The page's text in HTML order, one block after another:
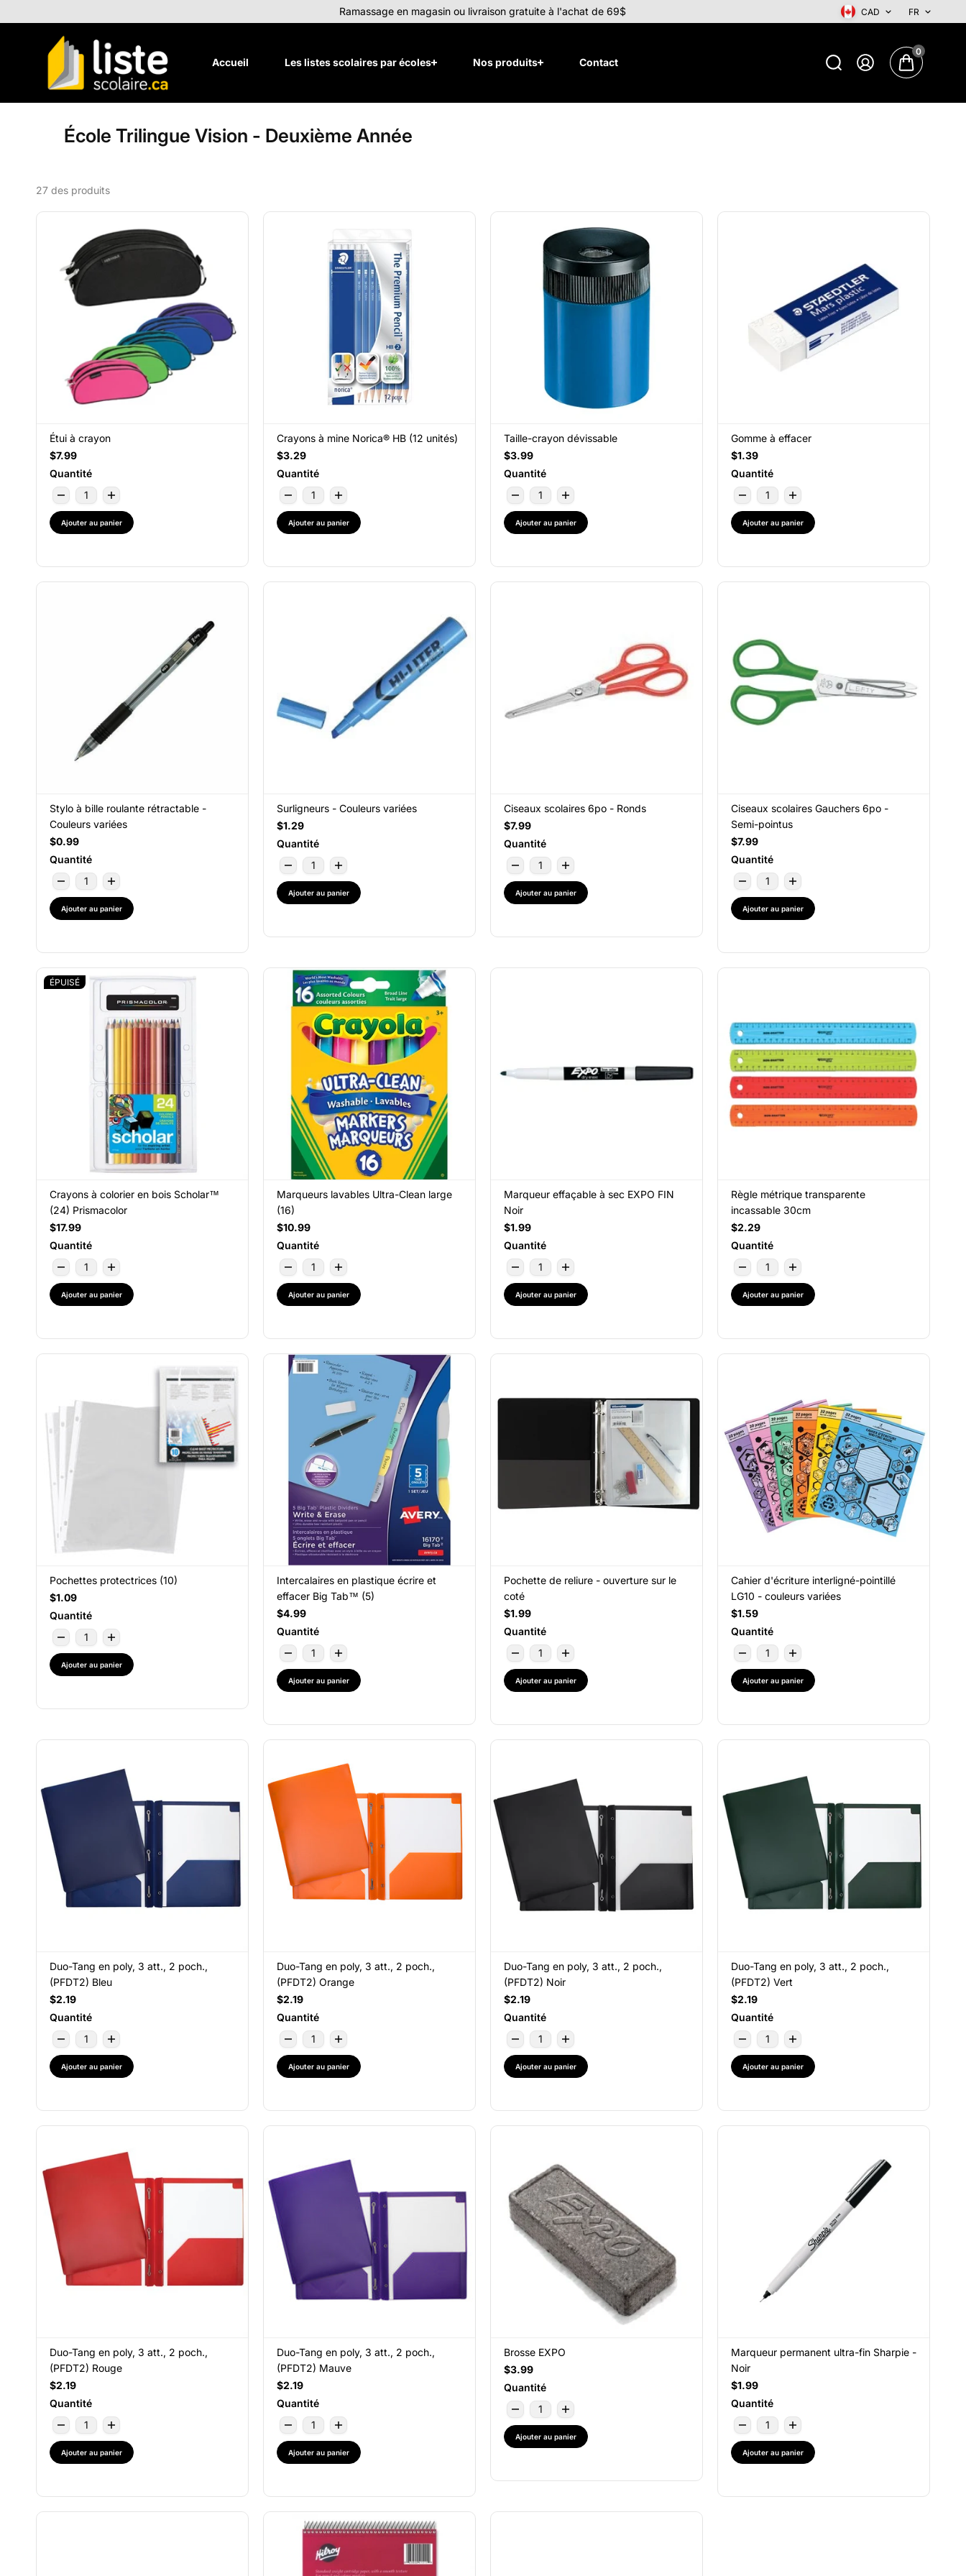
Ramassage en magasin ou livraison gratuite à l'achat de 69$ CAD FR
Accueil Les listes scolaires par écoles Nos produits Contact
0
École Trilingue Vision - Deuxième Année
27 des produits
Étui à crayon
$7.99
Quantité
Ajouter au panier
Crayons à mine Norica® HB (12 unités)
$3.29
Quantité
Ajouter au panier
Taille-crayon dévissable
$3.99
Quantité
Ajouter au panier
Gomme à effacer
$1.39
Quantité
Ajouter au panier
Stylo à bille roulante rétractable -
Couleurs variées
$0.99
Quantité
Ajouter au panier
Surligneurs - Couleurs variées
$1.29
Quantité
Ajouter au panier
Ciseaux scolaires 6po - Ronds
$7.99
Quantité
Ajouter au panier
Ciseaux scolaires Gauchers 6po -
Semi-pointus
$7.99
Quantité
Ajouter au panier
ÉPUISÉ
Crayons à colorier en bois Scholar™
(24) Prismacolor
$17.99
Quantité
Ajouter au panier
Marqueurs lavables Ultra-Clean large
(16)
$10.99
Quantité
Ajouter au panier
Marqueur effaçable à sec EXPO FIN
Noir
$1.99
Quantité
Ajouter au panier
Règle métrique transparente
incassable 30cm
$2.29
Quantité
Ajouter au panier
Pochettes protectrices (10)
$1.09
Quantité
Ajouter au panier
Intercalaires en plastique écrire et
effacer Big Tab™ (5)
$4.99
Quantité
Ajouter au panier
Pochette de reliure - ouverture sur le
coté
$1.99
Quantité
Ajouter au panier
Cahier d'écriture interligné-pointillé
LG10 - couleurs variées
$1.59
Quantité
Ajouter au panier
Duo-Tang en poly, 3 att., 2 poch.,
(PFDT2) Bleu
$2.19
Quantité
Ajouter au panier
Duo-Tang en poly, 3 att., 2 poch.,
(PFDT2) Orange
$2.19
Quantité
Ajouter au panier
Duo-Tang en poly, 3 att., 2 poch.,
(PFDT2) Noir
$2.19
Quantité
Ajouter au panier
Duo-Tang en poly, 3 att., 2 poch.,
(PFDT2) Vert
$2.19
Quantité
Ajouter au panier
Duo-Tang en poly, 3 att., 2 poch.,
(PFDT2) Rouge
$2.19
Quantité
Ajouter au panier
Duo-Tang en poly, 3 att., 2 poch.,
(PFDT2) Mauve
$2.19
Quantité
Ajouter au panier
Brosse EXPO
$3.99
Quantité
Ajouter au panier
Marqueur permanent ultra-fin Sharpie -
Noir
$1.99
Quantité
Ajouter au panier